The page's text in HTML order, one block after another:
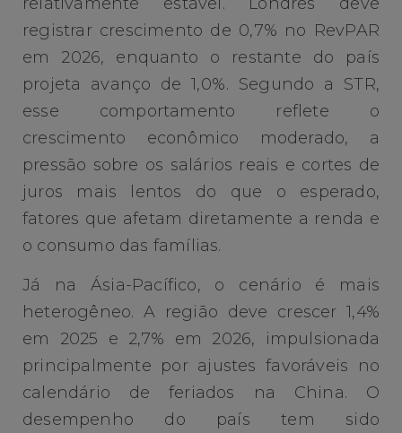
registrar crescimento de 0,7% no RevPAR
em 2026, enquanto o restante do país
projeta avanço de 1,0%. Segundo a STR,
esse comportamento reflete o
crescimento econômico moderado, a
pressão sobre os salários reais e cortes de
juros mais lentos do que o esperado,
fatores que afetam diretamente a renda e
o consumo das famílias.
Já na Ásia-Pacífico, o cenário é mais
heterogêneo. A região deve crescer 1,4%
em 2025 e 2,7% em 2026, impulsionada
principalmente por ajustes favoráveis no
calendário de feriados na China. O
desempenho do país tem sido